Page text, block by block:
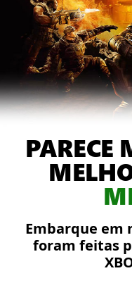
PARECE
Embarque em
foram feitas